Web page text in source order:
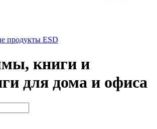
продукты ESD
книги и
для дома и офиса